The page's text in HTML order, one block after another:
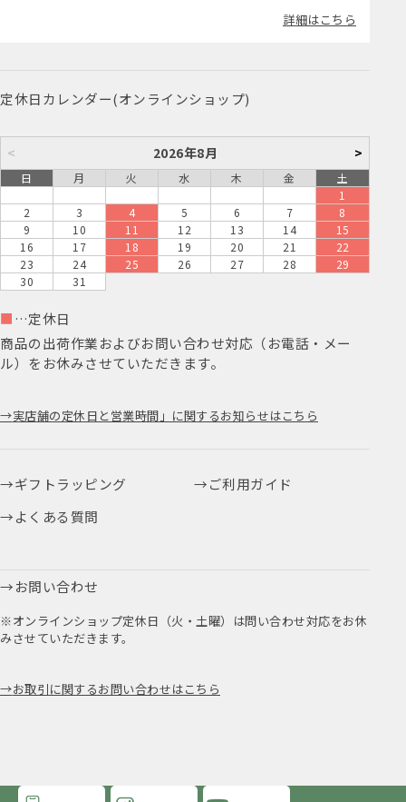
詳細はこちら
定休日カレンダー(オンラインショップ)
< 2026年8月 >
日 月 火 水 木 金
土
1
2
3 4 5 6 7
8
9
10 11 12 13 14
15
16
17 18 19 20 21
22
23
24 25 26 27 28
29
30
31
■ …定休日
商品の出荷作業およびお問い合わせ対応（お電話・メー
ル）をお休みさせていただきます。
実店舗の定休日と営業時間」に関するお知らせはこちら
ギフトラッピング
ご利用ガイド
よくある質問
お問い合わせ
※オンラインショップ定休日（火・土曜）は問い合わせ対応をお休
みさせていただきます。
お取引に関するお問い合わせはこちら